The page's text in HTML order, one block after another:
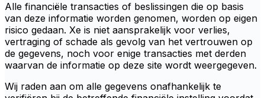
Alle financiële transacties of beslissingen die op basis
van deze informatie worden genomen, worden op eigen
risico gedaan. Xe is niet aansprakelijk voor verlies,
vertraging of schade als gevolg van het vertrouwen op
de gegevens, noch voor enige transacties met derden
waarvan de informatie op deze site wordt weergegeven.
Wij raden aan om alle gegevens onafhankelijk te